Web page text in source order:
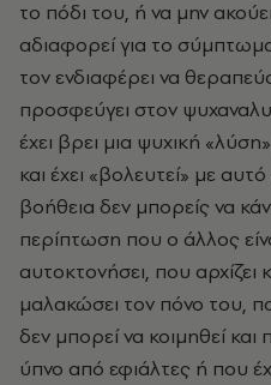
το πόδι του, ή να μην
αδιαφορεί για το
τον ενδιαφέρει να
προσφεύγει στον
έχει βρει μια ψυχική
και έχει «βολευτεί» με
βοήθεια δεν μπορείς να
περίπτωση που ο άλλος
αυτοκτονήσει, που αρχίζει
μαλακώσει τον πόνο του,
δεν μπορεί να κοιμηθεί
ύπνο από εφιάλτες ή που